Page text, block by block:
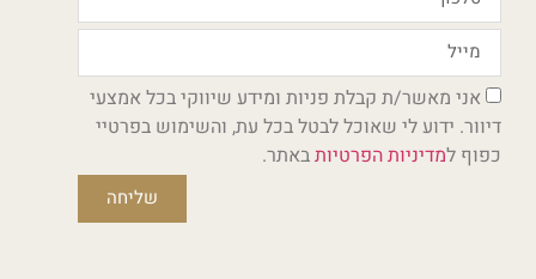
אני מאשר/ת קבלת פניות ומידע שיווקי בכל אמצעי
דיוור. ידוע לי שאוכל לבטל בכל עת, והשימוש בפרטיי
כפוף למדיניות הפרטיותבאתר.
שליחה